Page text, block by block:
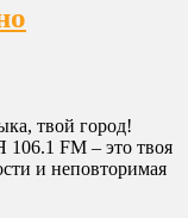
твой город!
FM – это твоя
и неповторимая